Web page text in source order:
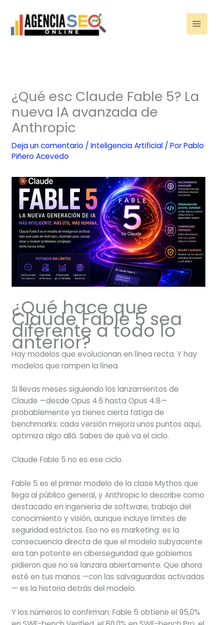
contenido
¿Qué esc Claude Fable 5? La
nueva IA avanzada de
Anthropic
Deja un comentario / Inteligencia Artificial/ PorPablo
Piñero Acevedo
¿Qué hace que
Claude Fable 5 sea
diferente a todo lo
anterior?
Hay modelos que evolucionan en línea recta. Y hay
modelos que rompen la línea.
Si llevas meses siguiendo los lanzamientos de
Claude —desde Opus 4.6 hasta Opus 4.8—
probablemente ya tienes cierta fatiga de
benchmarks: cada versión mejora unos puntos aquí,
optimiza algo allá. Sabes de qué va el ciclo.
Claude Fable 5 no es ese ciclo.
Fable 5 es el primer modelo de la clase Mythos que
llega al público general, y Anthropic lo describe como
destacado en ingeniería de software, trabajo del
conocimiento y visión, aunque incluye límites de
seguridad estrictos. Eso no es marketing: es la
consecuencia directa de que el modelo subyacente
era tan potente en ciberseguridad que gobiernos
pidieron que no se lanzara abiertamente. Que ahora
esté en tus manos —con las salvaguardas activadas
— es la historia detrás del modelo.
Y los números lo confirman: Fable 5 obtiene el 95,0%